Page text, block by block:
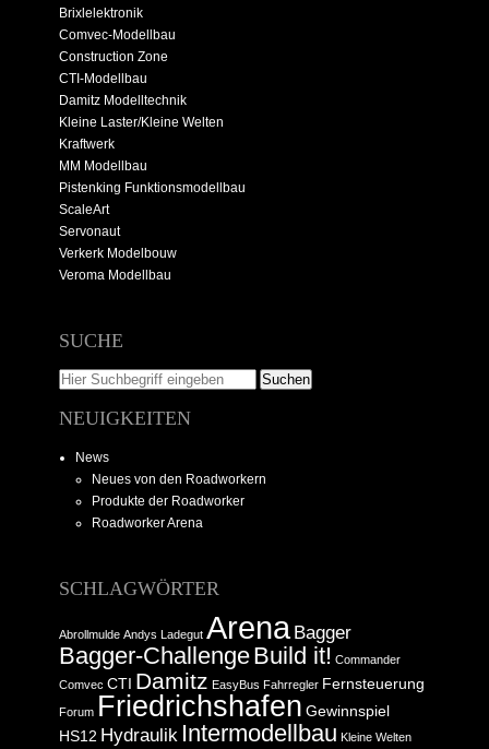
Brixlelektronik
Comvec-Modellbau
Construction Zone
CTI-Modellbau
Damitz Modelltechnik
Kleine Laster/Kleine Welten
Kraftwerk
MM Modellbau
Pistenking Funktionsmodellbau
ScaleArt
Servonaut
Verkerk Modelbouw
Veroma Modellbau
SUCHE
NEUIGKEITEN
News
Neues von den Roadworkern
Produkte der Roadworker
Roadworker Arena
SCHLAGWÖRTER
Abrollmulde Andys Ladegut Arena Bagger
Bagger-ChallengeBuild it! Commander
Comvec CTI Damitz EasyBus Fahrregler Fernsteuerung
Forum Friedrichshafen Gewinnspiel
HS12 Hydraulik Intermodellbau Kleine Welten